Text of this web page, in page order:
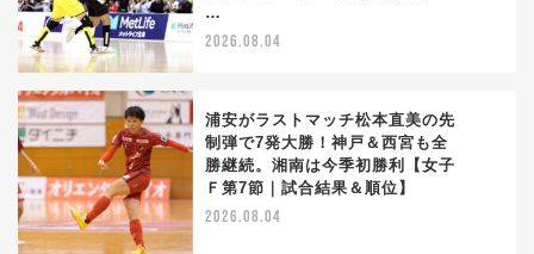
…
2026.08.04
浦安がラストマッチ松本直美の先
制弾で7発大勝！神戸＆西宮も全
勝継続。湘南は今季初勝利【女子
Ｆ第7節｜試合結果＆順位】
2026.08.04